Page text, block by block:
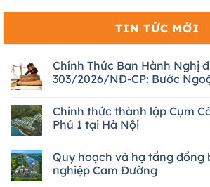
TIN TỨC MỚI
Chính Thức Ban Hành Nghị
303/2026/NĐ-CP: Bước
Chính thức thành lập Cụm
Phú 1 tại Hà Nội
Quy hoạch và hạ tầng đồng
nghiệp Cam Đường